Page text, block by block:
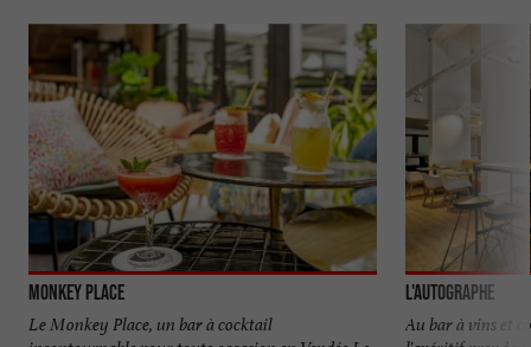
Monkey Place
Le Monkey Place, un bar à cocktail
L'Autographe
Au bar à vins et